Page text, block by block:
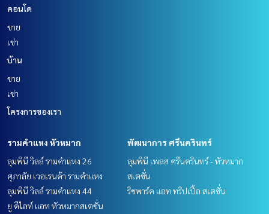
คอนโด
ขาย
เช่า
บ้าน
ขาย
เช่า
โครงการของเรา
รามคำแหง หัวหมาก
ลุมพินี วิลล์ รามคำแหง 26
ศุภาลัย เวอเรนด้า รามคำแหง
ลุมพินี วิลล์ รามคำแหง 44
ยู ดีไลท์ แอท หัวหมากสเตชั่น
พัฒนาการ ศรีนครินทร์
ลุมพินี เพลส ศรีนครินทร์ - หัวหมาก
สเตชั่น
ริชพาร์ค แอท ทริปเปิ้ล สเตชั่น